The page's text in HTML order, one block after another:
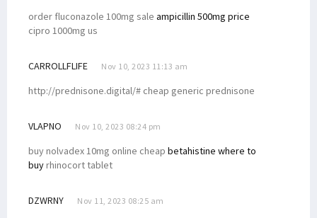
order fluconazole 100mg sale ampicillin 500mg price
cipro 1000mg us
CARROLLFLIFE Nov 10, 2023 11:13 am
http://prednisone.digital/# cheap generic prednisone
VLAPNO Nov 10, 2023 08:24 pm
buy nolvadex 10mg online cheap betahistine where to
buyrhinocort tablet
DZWRNY Nov 11, 2023 08:25 am